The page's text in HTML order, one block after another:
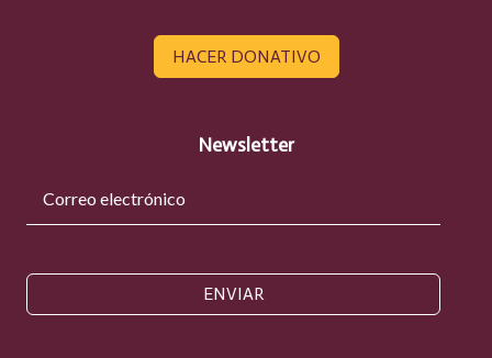
HACER DONATIVO
Newsletter
ENVIAR